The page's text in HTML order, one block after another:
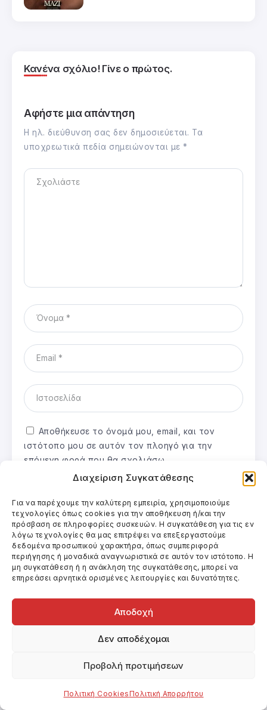
Διαχείριση Συγκατάθεσης
Για να παρέχουμε την καλύτερη εμπειρία, χρησιμοποιούμε
τεχνολογίες όπως cookies για την αποθήκευση ή/και την
πρόσβαση σε πληροφορίες συσκευών. Η συγκατάθεση για τις εν
λόγω τεχνολογίες θα μας επιτρέψει να επεξεργαστούμε
δεδομένα προσωπικού χαρακτήρα, όπως συμπεριφορά
περιήγησης ή μοναδικά αναγνωριστικά σε αυτόν τον ιστότοπο. Η
μη συγκατάθεση ή η ανάκληση της συγκατάθεσης, μπορεί να
επηρεάσει αρνητικά ορισμένες λειτουργίες και δυνατότητες.
Αποδοχή
Δεν αποδέχομαι
Προβολή προτιμήσεων
Πολιτική CookiesΠολιτική Απορρήτου
Κανένα σχόλιο! Γίνε ο πρώτος.
Αφήστε μια απάντηση
Η ηλ. διεύθυνση σας δεν δημοσιεύεται. Τα
υποχρεωτικά πεδία σημειώνονται με *
Αποθήκευσε το όνομά μου, email, και τον
ιστότοπο μου σε αυτόν τον πλοηγό για την
επόμενη φορά που θα σχολιάσω.
(Υπεύθυνος)
Επικοινωνία